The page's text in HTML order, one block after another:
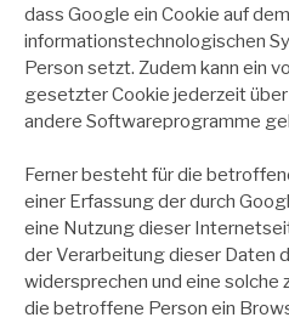
dass Google ein Cookie auf dem
informationstechnologischen
Person setzt. Zudem kann ein
gesetzter Cookie jederzeit
andere Softwareprogramme
Ferner besteht für die
einer Erfassung der durch
eine Nutzung dieser
der Verarbeitung dieser Daten
widersprechen und eine solche
die betroffene Person ein